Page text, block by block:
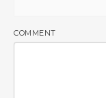
COMMENT